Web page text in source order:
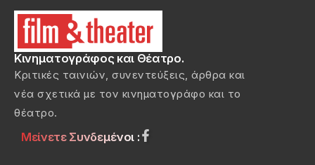
Κινηματογράφος και Θέατρο.
Κριτικές ταινιών, συνεντεύξεις, άρθρα και
νέα σχετικά με τον κινηματογράφο και το
θέατρο.
Μείνετε Συνδεμένοι :